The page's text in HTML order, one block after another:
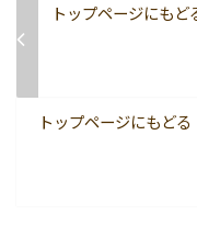
トップページにもど
トップページにもどる